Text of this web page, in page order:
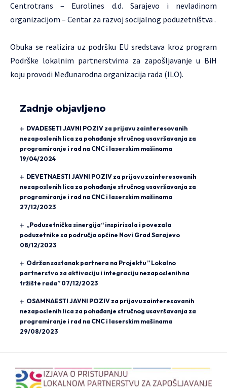
Centrotrans – Eurolines d.d. Sarajevo i nevladinom
organizacijom – Centar za razvoj socijalnog poduzetništva .
Obuka se realizira uz podršku EU sredstava kroz program
Podrške lokalnim partnerstvima za zapošljavanje u BiH
koju provodi Međunarodna organizacija rada (ILO).
Zadnje objavljeno
DVADESETI JAVNI POZIV za prijavu zainteresovanih
nezaposlenih lica za pohađanje stručnog usavršavanja za
programiranje i rad na CNC i laserskim mašinama
19/04/2024
DEVETNAESTI JAVNI POZIV za prijavu zainteresovanih
nezaposlenih lica za pohađanje stručnog usavršavanja za
programiranje i rad na CNC i laserskim mašinama
27/12/2023
„Poduzetnička sinergija“ inspirisala i povezala
poduzetnike sa područja općine Novi Grad Sarajevo
08/12/2023
Održan sastanak partnera na Projektu ” Lokalno
partnerstvo za aktivaciju i integraciju nezaposlenih na
tržište rada” 07/12/2023
OSAMNAESTI JAVNI POZIV za prijavu zainteresovanih
nezaposlenih lica za pohađanje stručnog usavršavanja za
programiranje i rad na CNC i laserskim mašinama
29/08/2023